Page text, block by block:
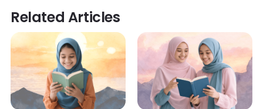
Related Articles